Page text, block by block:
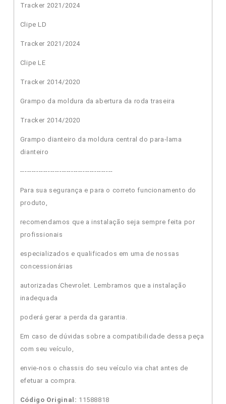
Tracker 2021/2024
Clipe LD
Tracker 2021/2024
Clipe LE
Tracker 2014/2020
Grampo da moldura da abertura da roda traseira
Tracker 2014/2020
Grampo dianteiro da moldura central do para-lama
dianteiro
----------------------------------------
Para sua segurança e para o correto funcionamento do
produto,
recomendamos que a instalação seja sempre feita por
profissionais
especializados e qualificados em uma de nossas
concessionárias
autorizadas Chevrolet. Lembramos que a instalação
inadequada
poderá gerar a perda da garantia.
Em caso de dúvidas sobre a compatibilidade dessa peça
com seu veículo,
envie-nos o chassis do seu veículo via chat antes de
efetuar a compra.
Código Original: 11588818